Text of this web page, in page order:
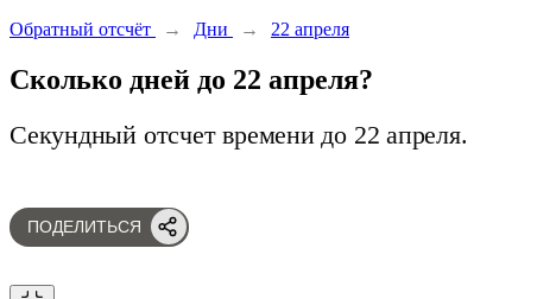
Обратный отсчёт
→ Дни → 22 апреля
Сколько дней до 22 апреля?
Секундный отсчет времени до 22 апреля.
ПОДЕЛИТЬСЯ